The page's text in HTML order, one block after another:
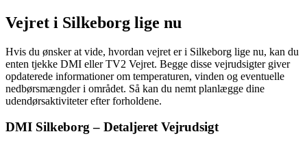
Vejret i Silkeborg lige nu
Hvis du ønsker at vide, hvordan vejret er i Silkeborg lige nu, kan du
enten tjekke DMI eller TV2 Vejret. Begge disse vejrudsigter giver
opdaterede informationer om temperaturen, vinden og eventuelle
nedbørsmængder i området. Så kan du nemt planlægge dine
udendørsaktiviteter efter forholdene.
DMI Silkeborg – Detaljeret Vejrudsigt